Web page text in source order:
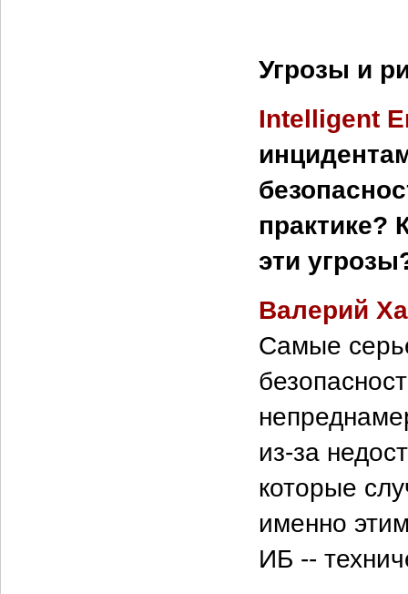
Угрозы и
Intelligent
практике?
эти
Валерий
Самые
из-за
которые
именно
ИБ --